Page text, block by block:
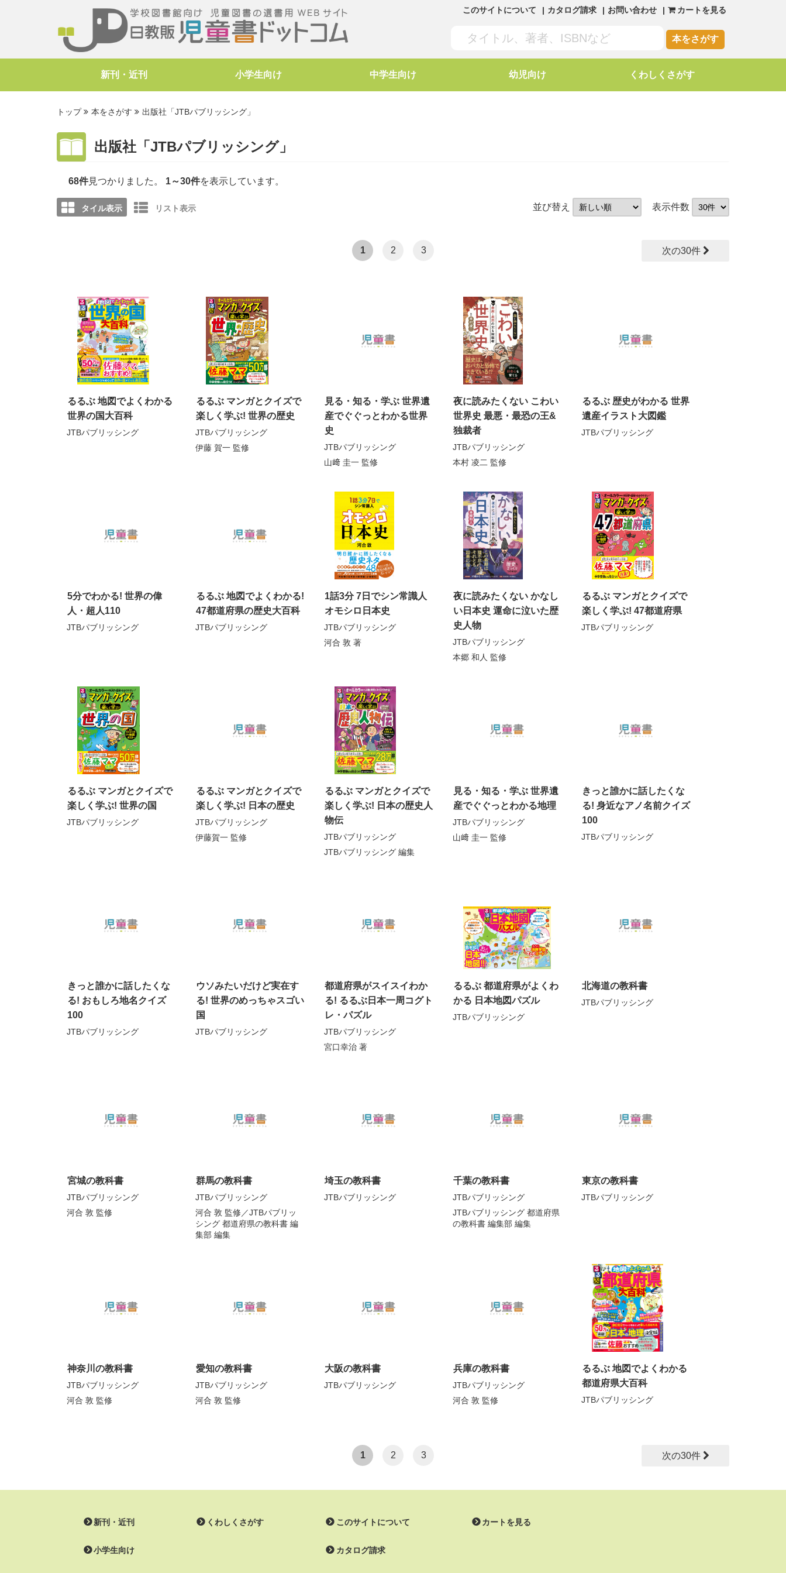
このサイトについて カタログ請求 お問い合わせ カートを見る
本をさがす
新刊・近刊 小学生向け 中学生向け 幼児向け くわしくさがす
トップ 本をさがす 出版社「JTBパブリッシング」
出版社「JTBパブリッシング」
68件見つかりました。 1～30件を表示しています。
タイル表示 リスト表示 並び替え 表示件数
次の30件
1 2 3
るるぶ 地図でよくわかる
世界の国大百科
JTBパブリッシング
るるぶ マンガとクイズで
楽しく学ぶ! 世界の歴史
JTBパブリッシング
伊藤 賀一 監修
見る・知る・学ぶ 世界遺
産でぐぐっとわかる世界
史
JTBパブリッシング
山﨑 圭一 監修
夜に読みたくない こわい
世界史 最悪・最恐の王&
独裁者
JTBパブリッシング
本村 凌二 監修
るるぶ 歴史がわかる 世界
遺産イラスト大図鑑
JTBパブリッシング
5分でわかる! 世界の偉
人・超人110
JTBパブリッシング
るるぶ 地図でよくわかる!
47都道府県の歴史大百科
JTBパブリッシング
1話3分 7日でシン常識人
オモシロ日本史
JTBパブリッシング
河合 敦 著
夜に読みたくない かなし
い日本史 運命に泣いた歴
史人物
JTBパブリッシング
本郷 和人 監修
るるぶ マンガとクイズで
楽しく学ぶ! 47都道府県
JTBパブリッシング
るるぶ マンガとクイズで
楽しく学ぶ! 世界の国
JTBパブリッシング
るるぶ マンガとクイズで
楽しく学ぶ! 日本の歴史
JTBパブリッシング
伊藤賀一 監修
るるぶ マンガとクイズで
楽しく学ぶ! 日本の歴史人
物伝
JTBパブリッシング
JTBパブリッシング 編集
見る・知る・学ぶ 世界遺
産でぐぐっとわかる地理
JTBパブリッシング
山﨑 圭一 監修
きっと誰かに話したくな
る! 身近なアノ名前クイズ
100
JTBパブリッシング
きっと誰かに話したくな
る! おもしろ地名クイズ
100
JTBパブリッシング
ウソみたいだけど実在す
る! 世界のめっちゃスゴい
国
JTBパブリッシング
都道府県がスイスイわか
る! るるぶ日本一周コグト
レ・パズル
JTBパブリッシング
宮口幸治 著
るるぶ 都道府県がよくわ
かる 日本地図パズル
JTBパブリッシング
北海道の教科書
JTBパブリッシング
宮城の教科書
JTBパブリッシング
河合 敦 監修
群馬の教科書
JTBパブリッシング
河合 敦 監修／JTBパブリッ
シング 都道府県の教科書 編
集部 編集
埼玉の教科書
JTBパブリッシング
千葉の教科書
JTBパブリッシング
JTBパブリッシング 都道府県
の教科書 編集部 編集
東京の教科書
JTBパブリッシング
神奈川の教科書
JTBパブリッシング
河合 敦 監修
愛知の教科書
JTBパブリッシング
河合 敦 監修
大阪の教科書
JTBパブリッシング
兵庫の教科書
JTBパブリッシング
河合 敦 監修
るるぶ 地図でよくわかる
都道府県大百科
JTBパブリッシング
次の30件
1 2 3
新刊・近刊
小学生向け
くわしくさがす このサイトについて
カタログ請求
カートを見る